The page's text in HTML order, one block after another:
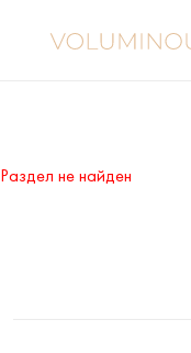
Раздел не найден